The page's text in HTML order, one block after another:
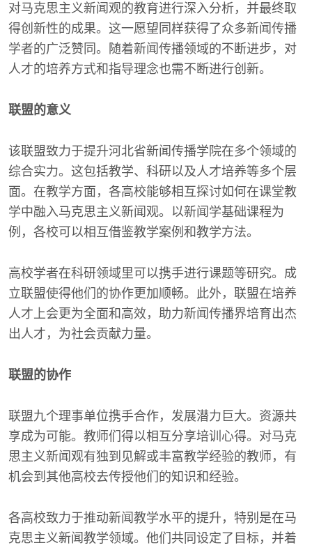
对马克思主义新闻观的教育进行深入分析，并最终取
得创新性的成果。这一愿望同样获得了众多新闻传播
学者的广泛赞同。随着新闻传播领域的不断进步，对
人才的培养方式和指导理念也需不断进行创新。
联盟的意义
该联盟致力于提升河北省新闻传播学院在多个领域的
综合实力。这包括教学、科研以及人才培养等多个层
面。在教学方面，各高校能够相互探讨如何在课堂教
学中融入马克思主义新闻观。以新闻学基础课程为
例，各校可以相互借鉴教学案例和教学方法。
高校学者在科研领域里可以携手进行课题等研究。成
立联盟使得他们的协作更加顺畅。此外，联盟在培养
人才上会更为全面和高效，助力新闻传播界培育出杰
出人才，为社会贡献力量。
联盟的协作
联盟九个理事单位携手合作，发展潜力巨大。资源共
享成为可能。教师们得以相互分享培训心得。对马克
思主义新闻观有独到见解或丰富教学经验的教师，有
机会到其他高校去传授他们的知识和经验。
各高校致力于推动新闻教学水平的提升，特别是在马
克思主义新闻教学领域。他们共同设定了目标，并着